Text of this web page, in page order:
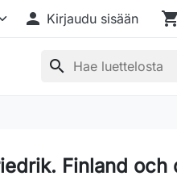
 Kirjaudu sisään shopping_cart
search
Finland och